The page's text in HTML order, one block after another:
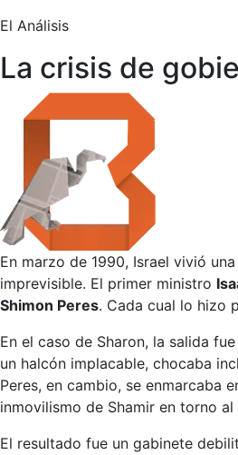
El Análisis
La crisis de
En marzo de 1990, Israel vivió
imprevisible. El primer ministro
Shimon Peres. Cada cual lo hizo
En el caso de Sharon, la salida
un halcón implacable, chocaba
Peres, en cambio, se enmarcaba
inmovilismo de Shamir en torno
El resultado fue un gabinete